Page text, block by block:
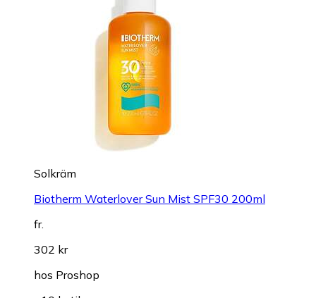
Solkräm
Biotherm Waterlover Sun Mist SPF30 200ml
fr.
302 kr
hos Proshop